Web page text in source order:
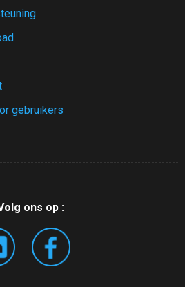
gebruikers
ons op :